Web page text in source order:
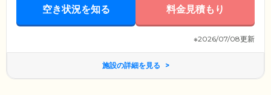
空き状況を知る 料金見積もり
※2026/07/08更新
施設の詳細を見る